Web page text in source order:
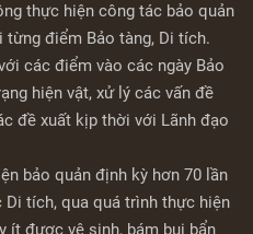
thực hiện công tác bảo quản
điểm Bảo tàng, Di tích.
các điểm vào các ngày Bảo
hiện vật, xử lý các vấn đề
đề xuất kịp thời với Lãnh đạo
bảo quản định kỳ hơn 70 lần
tích, qua quá trình thực hiện
ít được vệ sinh, bám bụi bẩn